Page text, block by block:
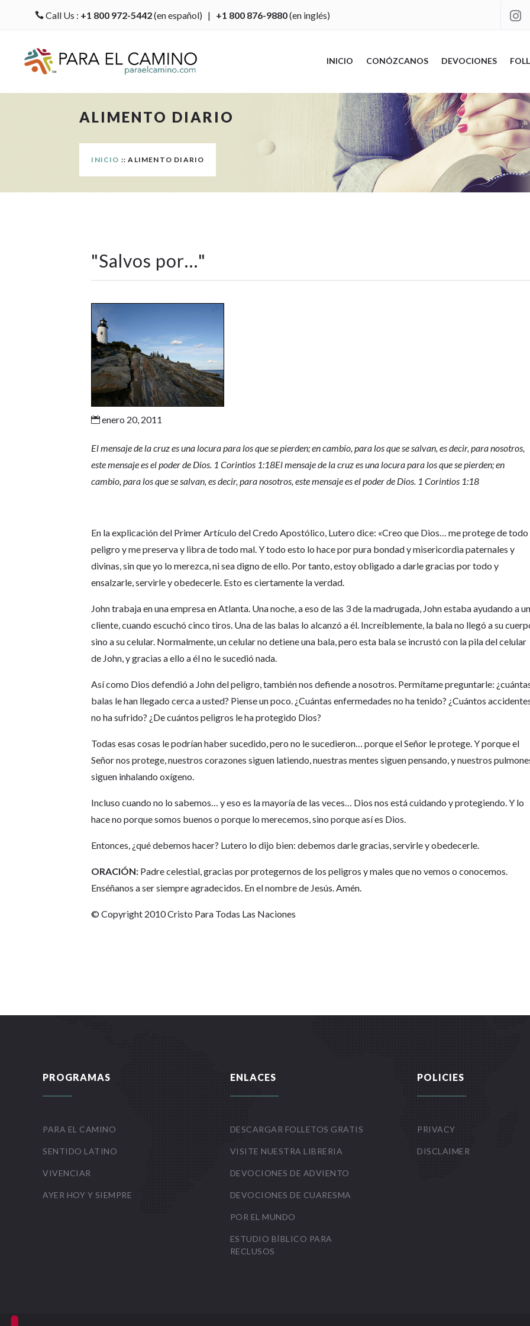
Call Us : +1 800 972-5442(en español) | +1 800 876-9880(en inglés) 
INICIO CONÓZCANOS DEVOCIONES
ALIMENTO DIARIO
INICIO :: ALIMENTO DIARIO
"Salvos por…"
 enero 20, 2011
El mensaje de la cruz es una locura para los que se pierden; en cambio, para los que se salvan, es decir, para nosotros,
este mensaje es el poder de Dios. 1 Corintios 1:18El mensaje de la cruz es una locura para los que se pierden; en
cambio, para los que se salvan, es decir, para nosotros, este mensaje es el poder de Dios. 1 Corintios 1:18
En la explicación del Primer Artículo del Credo Apostólico, Lutero dice: «Creo que Dios… me protege de todo
peligro y me preserva y libra de todo mal. Y todo esto lo hace por pura bondad y misericordia paternales y
divinas, sin que yo lo merezca, ni sea digno de ello. Por tanto, estoy obligado a darle gracias por todo y
ensalzarle, servirle y obedecerle. Esto es ciertamente la verdad.
John trabaja en una empresa en Atlanta. Una noche, a eso de las 3 de la madrugada, John estaba ayudando a un
cliente, cuando escuchó cinco tiros. Una de las balas lo alcanzó a él. Increíblemente, la bala no llegó a su
sino a su celular. Normalmente, un celular no detiene una bala, pero esta bala se incrustó con la pila del celular
de John, y gracias a ello a él no le sucedió nada.
Así como Dios defendió a John del peligro, también nos defiende a nosotros. Permítame preguntarle:
balas le han llegado cerca a usted? Piense un poco. ¿Cuántas enfermedades no ha tenido? ¿Cuántos
no ha sufrido? ¿De cuántos peligros le ha protegido Dios?
Todas esas cosas le podrían haber sucedido, pero no le sucedieron… porque el Señor le protege. Y porque el
Señor nos protege, nuestros corazones siguen latiendo, nuestras mentes siguen pensando, y nuestros
siguen inhalando oxígeno.
Incluso cuando no lo sabemos… y eso es la mayoría de las veces… Dios nos está cuidando y protegiendo. Y lo
hace no porque somos buenos o porque lo merecemos, sino porque así es Dios.
Entonces, ¿qué debemos hacer? Lutero lo dijo bien: debemos darle gracias, servirle y obedecerle.
ORACIÓN: Padre celestial, gracias por protegernos de los peligros y males que no vemos o conocemos.
Enséñanos a ser siempre agradecidos. En el nombre de Jesús. Amén.
© Copyright 2010 Cristo Para Todas Las Naciones
PROGRAMAS
PARA EL CAMINO
SENTIDO LATINO
VIVENCIAR
AYER HOY Y SIEMPRE
ENLACES
DESCARGAR FOLLETOS GRATIS
VISITE NUESTRA LIBRERIA
DEVOCIONES DE ADVIENTO
DEVOCIONES DE CUARESMA
POR EL MUNDO
ESTUDIO BÍBLICO PARA
RECLUSOS
POLICIES
PRIVACY
DISCLAIMER